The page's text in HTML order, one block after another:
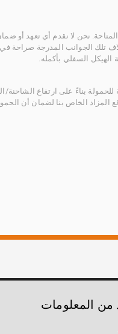
نحن لا نقدم أي تعهد أو
تلك الجوانب المدرجة صراحة في
السفلي بأكمله.
بناءً على ارتفاع
المزاد الخاص بنا لضمان أن
من المعلومات